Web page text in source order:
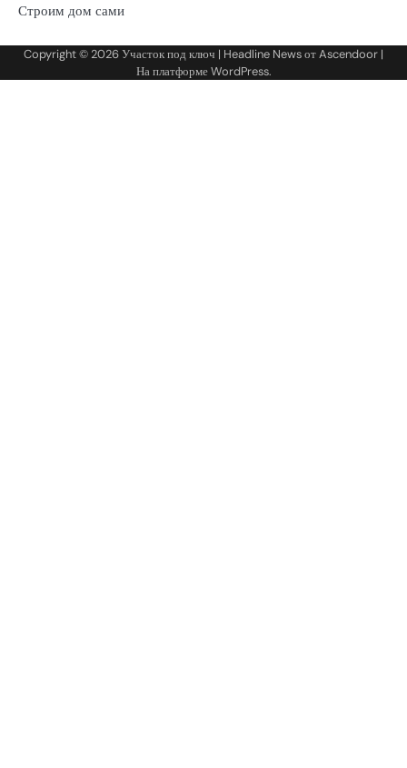
Строим дом сами
Copyright © 2026Участок под ключ | Headline News отAscendoor |
На платформеWordPress.